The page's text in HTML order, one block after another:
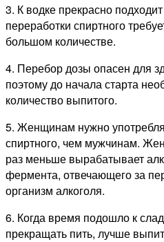
3. К водке прекрасно
переработки спиртного
большом количестве.
4. Перебор дозы опасен для
поэтому до начала старта
количество выпитого.
5. Женщинам нужно
спиртного, чем мужчинам.
раз меньше вырабатывает
фермента, отвечающего за
организм алкоголя.
6. Когда время подошло к
прекращать пить, лучше